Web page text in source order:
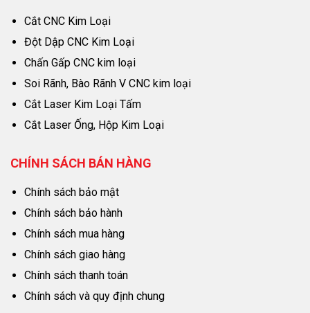
Cắt CNC Kim Loại
Đột Dập CNC Kim Loại
Chấn Gấp CNC kim loại
Soi Rãnh, Bào Rãnh V CNC kim loại
Cắt Laser Kim Loại Tấm
Cắt Laser Ống, Hộp Kim Loại
CHÍNH SÁCH BÁN HÀNG
Chính sách bảo mật
Chính sách bảo hành
Chính sách mua hàng
Chính sách giao hàng
Chính sách thanh toán
Chính sách và quy định chung